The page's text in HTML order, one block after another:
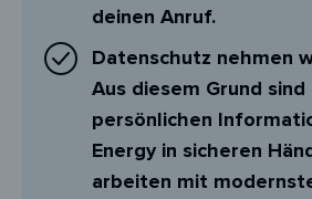
deinen Anruf.
Datenschutz nehmen
Aus diesem Grund sind
persönlichen
Energy in sicheren
arbeiten mit